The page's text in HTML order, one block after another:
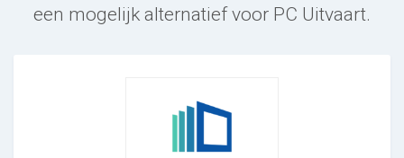
een mogelijk alternatief voor PC Uitvaart.